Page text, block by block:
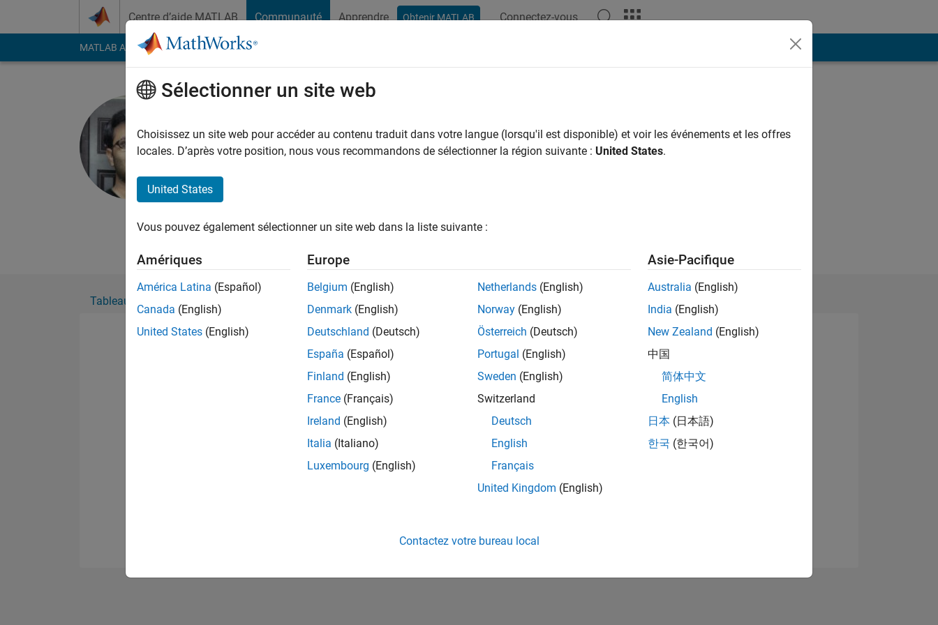
Centre d’aide MATLAB Communauté Apprendre Obtenir MATLAB Connectez-vous
MATLAB Answers File Exchange Cody
MathWorks
Followers:
I am an Engineer at MathWorks and a Computer Science graduate by education.
Tableau de bord Badges
Pleaselogin to endorse this person in a skill
Sélectionner un site web
Choisissez un site web pour accéder au contenu traduit dans votre langue (lorsqu'il est disponible) et voir les événements et les offres
locales. D’après votre position, nous vous recommandons de sélectionner la région suivante : United States.
United States
Vous pouvez également sélectionner un site web dans la liste suivante :
Amériques
América Latina (Español)
Canada (English)
United States (English)
Europe
Belgium (English)
Denmark (English)
Deutschland (Deutsch)
España (Español)
Finland (English)
France (Français)
Ireland (English)
Italia (Italiano)
Luxembourg (English)
Netherlands (English)
Norway (English)
Österreich (Deutsch)
Portugal (English)
Sweden (English)
Switzerland
Deutsch
English
Français
United Kingdom (English)
Asie-Pacifique
Australia (English)
India (English)
New Zealand (English)
中国
简体中文
English
日本 (日本語)
한국 (한국어)
Contactez votre bureau local